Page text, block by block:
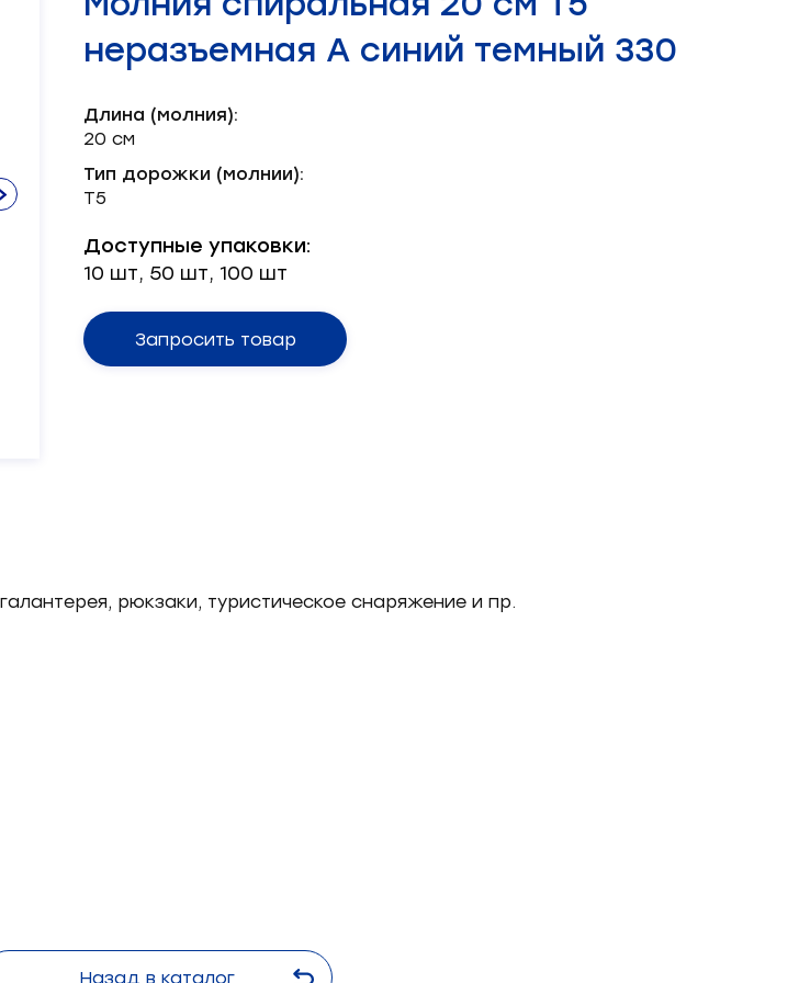
Нитки швейные
Лента декоративная
Паты
Пукля
Серводвигатель
Смазка
неразъемная А синий темный 330
Длина (молния):
20 см
Тип дорожки (молнии):
Т5
Доступные упаковки:
10 шт, 50 шт, 100 шт
Запросить товар
рюкзаки, туристическое снаряжение и пр.
Назад в каталог